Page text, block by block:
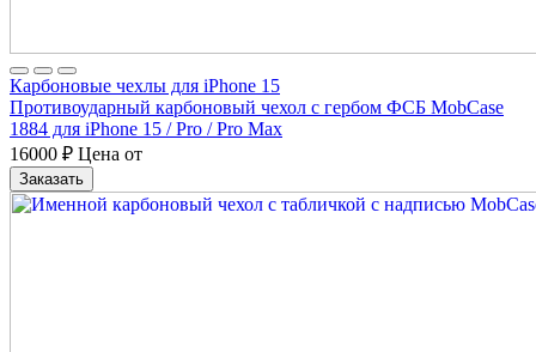
Карбоновые чехлы для iPhone 15
Противоударный карбоновый чехол с гербом ФСБ MobCase
1884 для iPhone 15 / Pro / Pro Max
16000 ₽ Цена от
Заказать